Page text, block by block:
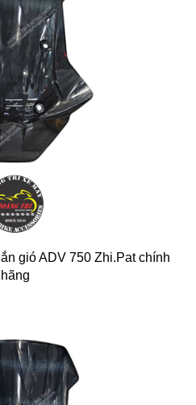
gió ADV 750 Zhi.Pat chính
hãng